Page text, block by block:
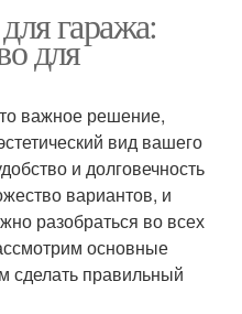
вороты
Уход за гаражными
воротами
Ворот для удобства
гаража:
для
важное решение,
вид вашего
и долговечность
вариантов, и
разобраться во всех
основные
сделать правильный